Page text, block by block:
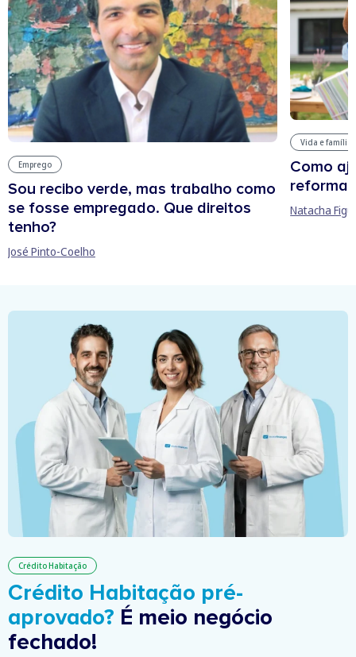
Emprego
Sou recibo verde, mas trabalho como
se fosse empregado. Que direitos
tenho?
José Pinto-Coelho
Vida e família
Como
reforma
Natacha
Crédito Habitação
Crédito Habitação pré-
aprovado? É meio negócio
fechado!